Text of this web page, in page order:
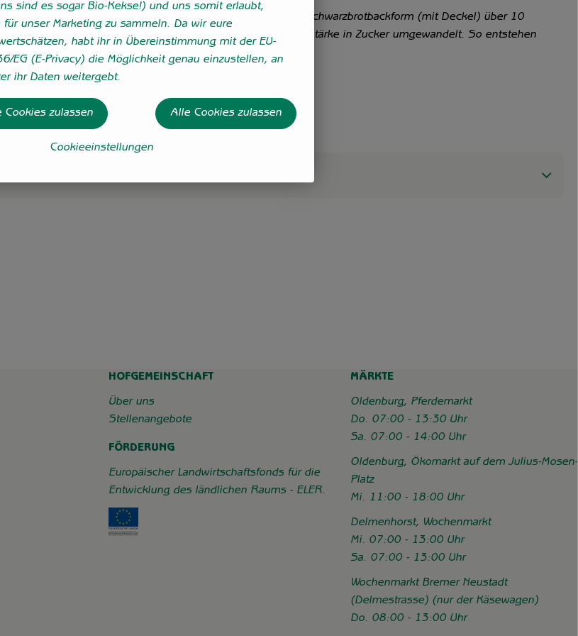
grob geschrotetem Roggen. Es wird in einer speziellen Schwarzbrotbackform (mit Deckel) über 10
Backvorgang wird in einem Malzprozess die Stärke in Zucker umgewandelt. So entstehen
HOFGEMEINSCHAFT
Über uns
Stellenangebote
FÖRDERUNG
Europäischer Landwirtschaftsfonds für die
Entwicklung des ländlichen Raums - ELER.
Externer Link zu https://www.hofgemeinschaft-grummersort.de/das-sind-wir/
MÄRKTE
Oldenburg, Pferdemarkt
Do. 07:00 - 13:30 Uhr
Sa. 07:00 - 14:00 Uhr
Oldenburg, Ökomarkt auf dem Julius-Mosen-
Platz
Mi. 11:00 - 18:00 Uhr
Delmenhorst, Wochenmarkt
Mi. 07:00 - 13:00 Uhr
Sa. 07:00 - 13:00 Uhr
Wochenmarkt Bremer Neustadt
(Delmestrasse) (nur der Käsewagen)
Do. 08:00 - 13:00 Uhr
sind es sogar Bio-Kekse!) und uns somit erlaubt,
für unser Marketing zu sammeln. Da wir eure
habt ihr in Übereinstimmung mit der EU-
EG (E-Privacy) die Möglichkeit genau einzustellen, an
ihr Daten weitergebt.
Cookieeinstellungen
Cookies zulassen Alle Cookies zulassen